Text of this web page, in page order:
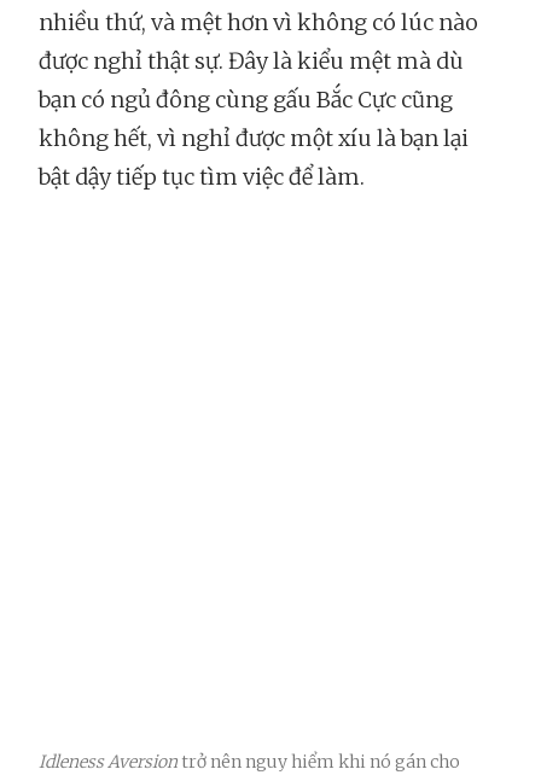
nhiều thứ, và mệt hơn vì không có lúc nào
được nghỉ thật sự. Đây là kiểu mệt mà dù
bạn có ngủ đông cùng gấu Bắc Cực cũng
không hết, vì nghỉ được một xíu là bạn lại
bật dậy tiếp tục tìm việc để làm.
Idleness Aversion trở nên nguy hiểm khi nó gán cho